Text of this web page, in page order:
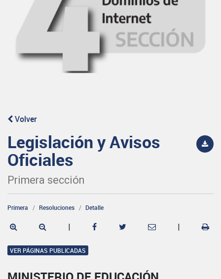
Volver
Legislación y Avisos
Oficiales
Primera sección
Primera Resoluciones Detalle
| |
VER PÁGINAS PUBLICADAS